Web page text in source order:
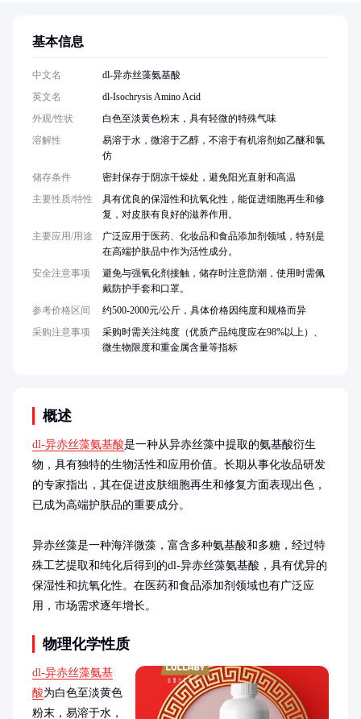
概述
dl-异赤丝藻氨基酸是一种从异赤丝藻中提取的氨基酸衍生
物，具有独特的生物活性和应用价值。长期从事化妆品研发
的专家指出，其在促进皮肤细胞再生和修复方面表现出色，
已成为高端护肤品的重要成分。
异赤丝藻是一种海洋微藻，富含多种氨基酸和多糖，经过特
殊工艺提取和纯化后得到的dl-异赤丝藻氨基酸，具有优异的
保湿性和抗氧化性。在医药和食品添加剂领域也有广泛应
用，市场需求逐年增长。
物理化学性质
dl-异赤丝藻氨基
酸为白色至淡黄色
粉末，易溶于水，
基本信息
中文名
dl-异赤丝藻氨基酸
英文名
dl-Isochrysis Amino Acid
外观/性状
白色至淡黄色粉末，具有轻微的特殊气味
溶解性
易溶于水，微溶于乙醇，不溶于有机溶剂如乙醚和氯
仿
储存条件
密封保存于阴凉干燥处，避免阳光直射和高温
主要性质/特性
具有优良的保湿性和抗氧化性，能促进细胞再生和修
复，对皮肤有良好的滋养作用。
主要应用/用途
广泛应用于医药、化妆品和食品添加剂领域，特别是
在高端护肤品中作为活性成分。
安全注意事项
避免与强氧化剂接触，储存时注意防潮，使用时需佩
戴防护手套和口罩。
参考价格区间
约500-2000元/公斤，具体价格因纯度和规格而异
采购注意事项
采购时需关注纯度（优质产品纯度应在98%以上）、
微生物限度和重金属含量等指标